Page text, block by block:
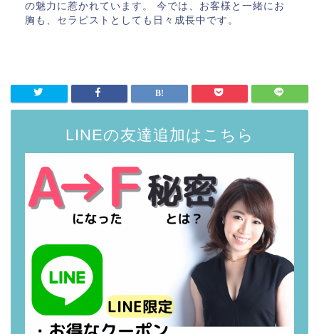
の魅力に惹かれています。 今では、お客様と一緒にお
胸も、セラピストとしても日々成長中です。
LINEの友達追加はこちら